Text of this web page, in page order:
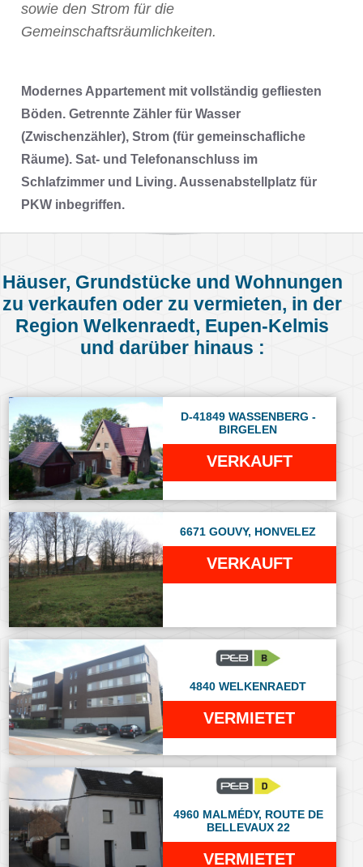
sowie den Strom für die
Gemeinschaftsräumlichkeiten.
Modernes Appartement mit vollständig gefliesten
Böden. Getrennte Zähler für Wasser
(Zwischenzähler), Strom (für gemeinschafliche
Räume). Sat- und Telefonanschluss im
Schlafzimmer und Living. Aussenabstellplatz für
PKW inbegriffen.
Häuser, Grundstücke und Wohnungen
zu verkaufen oder zu vermieten, in der
Region Welkenraedt, Eupen-Kelmis
und darüber hinaus :
D-41849 WASSENBERG -
BIRGELEN
VERKAUFT
6671 GOUVY, HONVELEZ
VERKAUFT
4840 WELKENRAEDT
VERMIETET
4960 MALMÉDY, ROUTE DE
BELLEVAUX 22
VERMIETET